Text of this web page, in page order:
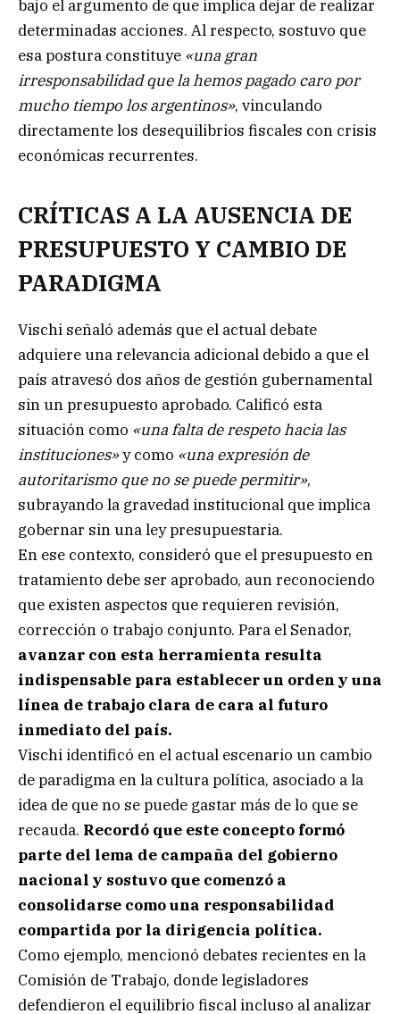
bajo el argumento de que implica dejar de realizar
determinadas acciones. Al respecto, sostuvo que
esa postura constituye «una gran
irresponsabilidad que la hemos pagado caro por
mucho tiempo los argentinos», vinculando
directamente los desequilibrios fiscales con crisis
económicas recurrentes.
CRÍTICAS A LA AUSENCIA DE
PRESUPUESTO Y CAMBIO DE
PARADIGMA
Vischi señaló además que el actual debate
adquiere una relevancia adicional debido a que el
país atravesó dos años de gestión gubernamental
sin un presupuesto aprobado. Calificó esta
situación como «una falta de respeto hacia las
instituciones»y como «una expresión de
autoritarismo que no se puede permitir»,
subrayando la gravedad institucional que implica
gobernar sin una ley presupuestaria.
En ese contexto, consideró que el presupuesto en
tratamiento debe ser aprobado, aun reconociendo
que existen aspectos que requieren revisión,
corrección o trabajo conjunto. Para el Senador,
avanzar con esta herramienta resulta
indispensable para establecer un orden y una
línea de trabajo clara de cara al futuro
inmediato del país.
Vischi identificó en el actual escenario un cambio
de paradigma en la cultura política, asociado a la
idea de que no se puede gastar más de lo que se
recauda. Recordó que este concepto formó
parte del lema de campaña del gobierno
nacional y sostuvo que comenzó a
consolidarse como una responsabilidad
compartida por la dirigencia política.
Como ejemplo, mencionó debates recientes en la
Comisión de Trabajo, donde legisladores
defendieron el equilibrio fiscal incluso al analizar